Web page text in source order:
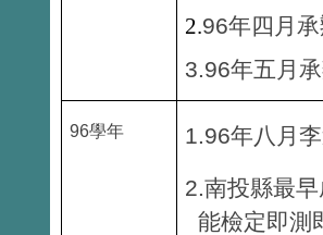
2.96年四月
3.96年五月
96學年 1.96年八月
2.南投縣最
能檢定即測